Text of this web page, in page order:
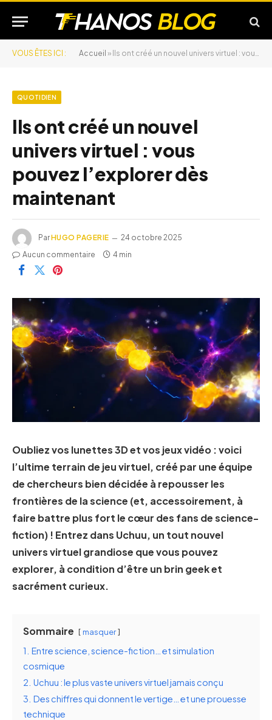
VOUS ÊTES ICI : Accueil » Ils ont créé un nouvel univers virtuel : vous pouvez l’explorer dès maintenant
QUOTIDIEN
Ils ont créé un nouvel
univers virtuel : vous
pouvez l’explorer dès
maintenant
ParHUGO PAGERIE
24 octobre 2025
Aucun commentaire
4 min
Oubliez vos lunettes 3D et vos jeux vidéo : voici
l’ultime terrain de jeu virtuel, créé par une équipe
de chercheurs bien décidée à repousser les
frontières de la science (et, accessoirement, à
faire battre plus fort le cœur des fans de science-
fiction) ! Entrez dans Uchuu, un tout nouvel
univers virtuel grandiose que vous pouvez
explorer, à condition d’être un brin geek et
sacrément curieux.
Sommaire masquer
1. Entre science, science-fiction… et simulation
cosmique
2. Uchuu : le plus vaste univers virtuel jamais conçu
3. Des chiffres qui donnent le vertige… et une prouesse
technique